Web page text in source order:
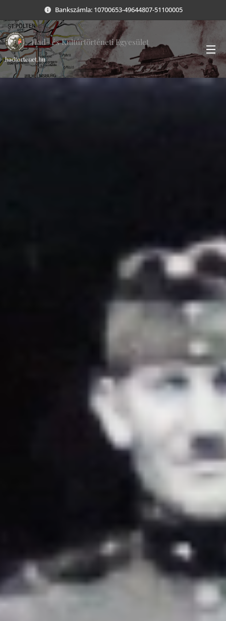
Bankszámla: 10700653-49644807-51100005
Had- és Kultúrtörténeti Egyesület
hadtortenet.hu